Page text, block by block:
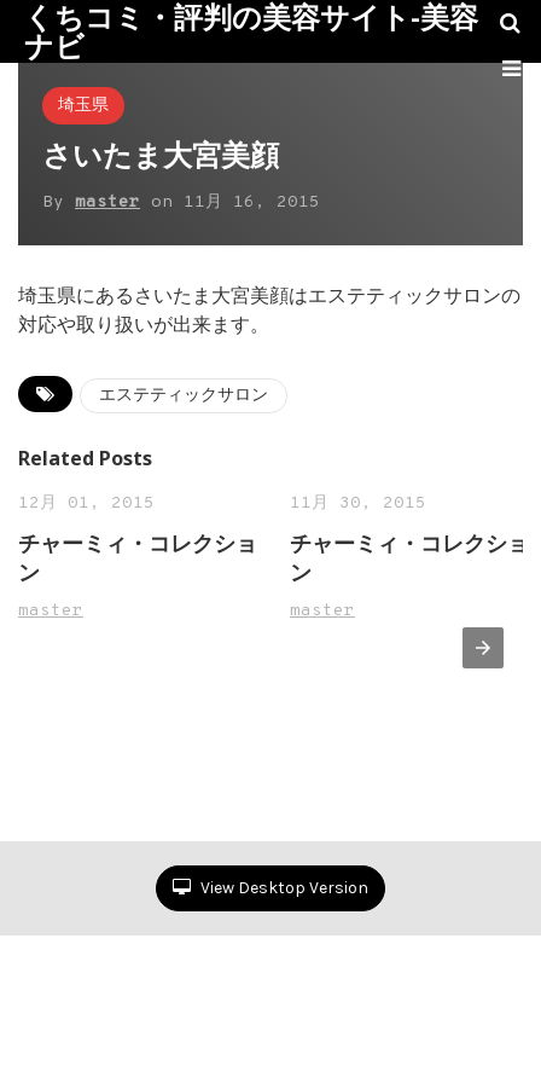
くちコミ・評判の美容サイト-美容
ナビ
埼玉県
さいたま大宮美顔
By master on 11月 16, 2015
埼玉県にあるさいたま大宮美顔はエステティックサロンの
対応や取り扱いが出来ます。
エステティックサロン
Related Posts
12月 01, 2015
チャーミィ・コレクショ
ン
master
11月 30, 2015
チャーミィ・コレクショ
ン
master
View Desktop Version